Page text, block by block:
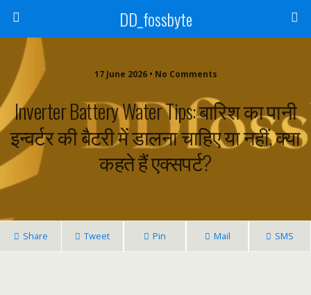
DD_fossbyte
17 June 2026 • No Comments
Inverter Battery Water Tips: बारिश का पानी
इन्वर्टर की बैटरी में डालना चाहिए या नहीं, क्या
कहते हैं एक्सपर्ट?
Share Tweet Pin Mail SMS